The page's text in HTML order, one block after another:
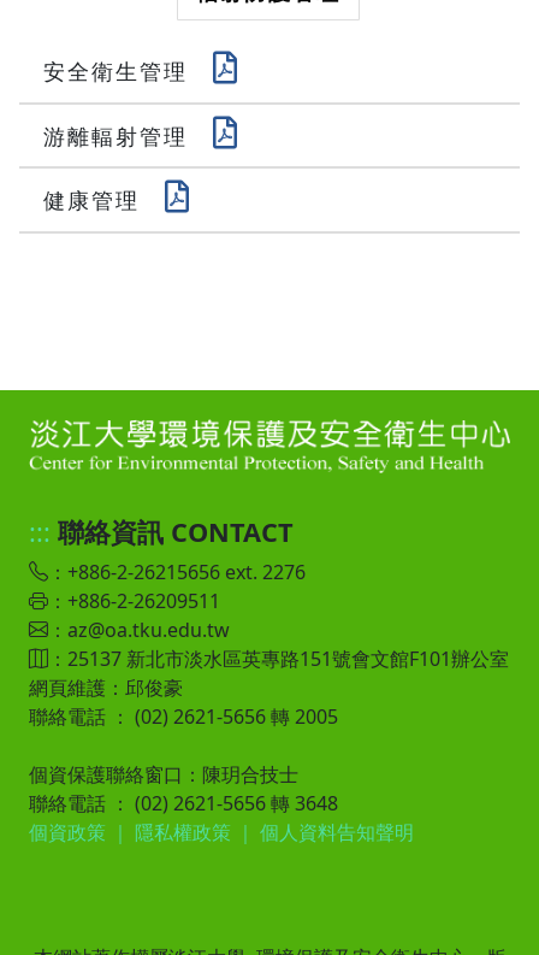
安全衛生管理
游離輻射管理
健康管理
::: 聯絡資訊 CONTACT
：+886-2-26215656 ext. 2276
：+886-2-26209511
：az@oa.tku.edu.tw
：25137 新北市淡水區英專路151號會文館F101辦公室
網頁維護：邱俊豪
聯絡電話 ： (02) 2621-5656 轉 2005
個資保護聯絡窗口：陳玥合技士
聯絡電話 ： (02) 2621-5656 轉 3648
個資政策 ｜ 隱私權政策 ｜ 個人資料告知聲明